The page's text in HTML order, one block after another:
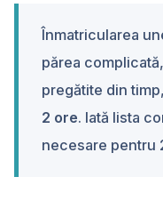
Înmatricularea
părea
pregătite din
2 ore. Iată lista
necesare pentru